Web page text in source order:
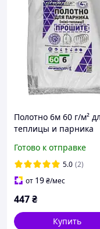
Полотно 6м 60 г/м²
теплицы и парника
"Shadow"
Готово к отправке
5.0 (2)
от 19₴/мес
447₴
Купить